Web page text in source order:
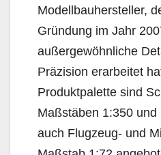
Modellbauhersteller,
Gründung im Jahr
außergewöhnliche
Präzision erarbeitet
Produktpalette sind
Maßstäben 1:350
auch Flugzeug- und